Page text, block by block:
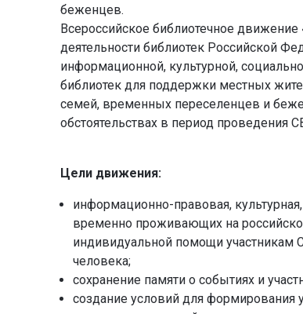
беженцев.
Всероссийское библиотечное
деятельности библиотек Российской
информационной, культурной,
библиотек для поддержки местных
семей, временных переселенцев и
обстоятельствах в период проведения
Цели движения:
информационно-правовая,
временно проживающих на
индивидуальной помощи участникам
человека;
сохранение памяти о событиях и
создание условий для формирования